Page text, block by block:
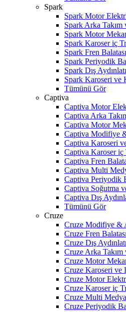
Spark
Spark Motor
Spark Arka Takım
Spark Motor
Spark Karoser iç
Spark Fren
Spark Periyodik
Spark Dış
Spark Karoseri ve
Tümünü Gör
Captiva
Captiva Motor
Captiva Arka
Captiva Motor
Captiva Modifiye
Captiva Karoseri
Captiva Karoser
Captiva Fren
Captiva Multi
Captiva Periyodik
Captiva Soğutma
Captiva Dış
Tümünü Gör
Cruze
Cruze Modifiye &
Cruze Fren
Cruze Dış
Cruze Arka Takım
Cruze Motor
Cruze Karoseri ve
Cruze Motor
Cruze Karoser iç
Cruze Multi
Cruze Periyodik